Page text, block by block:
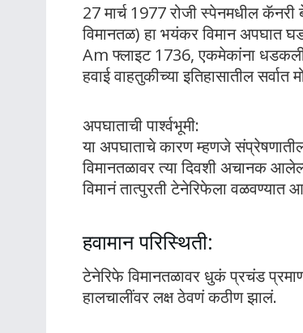
27 मार्च 1977 रोजी स्पेनमधील
विमानतळ) हा भयंकर विमान अपघात
Am फ्लाइट 1736, एकमेकांना धडकली.
हवाई वाहतुकीच्या इतिहासातील
अपघाताची पार्श्वभूमी:
या अपघाताचे कारण म्हणजे
विमानतळावर त्या दिवशी अचानक
विमानं तात्पुरती टेनेरिफेला वळवण्यात
हवामान परिस्थिती:
टेनेरिफे विमानतळावर धुकं प्रचंड
हालचालींवर लक्ष ठेवणं कठीण झालं.